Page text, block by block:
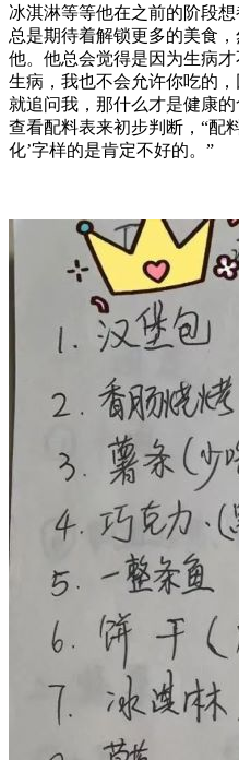
冰淇淋等等他在之前的阶段
总是期待着解锁更多的美食
他。他总会觉得是因为生病
生病，我也不会允许你吃的
就追问我，那什么才是健康
查看配料表来初步判断，“配
化’字样的是肯定不好的。”